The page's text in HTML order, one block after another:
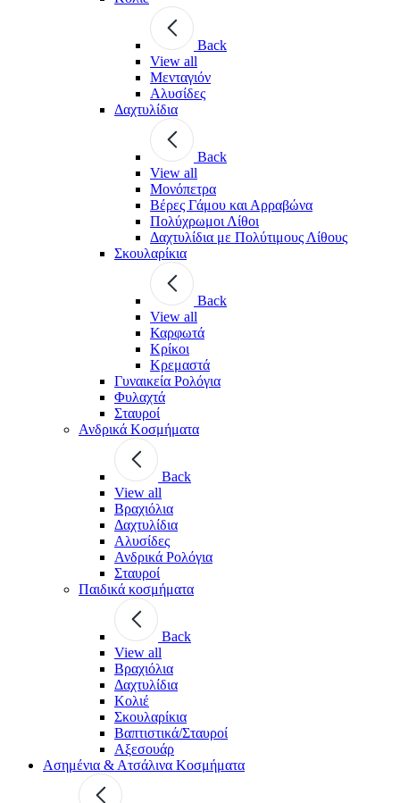
Back
View all
Μενταγιόν
Αλυσίδες
Δαχτυλίδια
Back
View all
Μονόπετρα
Βέρες Γάμου και Αρραβώνα
Πολύχρωμοι Λίθοι
Δαχτυλίδια με Πολύτιμους Λίθους
Σκουλαρίκια
Back
View all
Καρφωτά
Κρίκοι
Κρεμαστά
Γυναικεία Ρολόγια
Φυλαχτά
Σταυροί
Ανδρικά Κοσμήματα
Back
View all
Βραχιόλια
Δαχτυλίδια
Αλυσίδες
Ανδρικά Ρολόγια
Σταυροί
Παιδικά κοσμήματα
Back
View all
Βραχιόλια
Δαχτυλίδια
Κολιέ
Σκουλαρίκια
Βαπτιστικά/Σταυροί
Αξεσουάρ
Ασημένια & Ατσάλινα Κοσμήματα